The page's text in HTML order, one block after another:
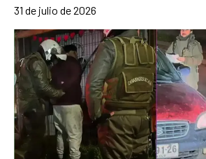
31 de julio de 2026